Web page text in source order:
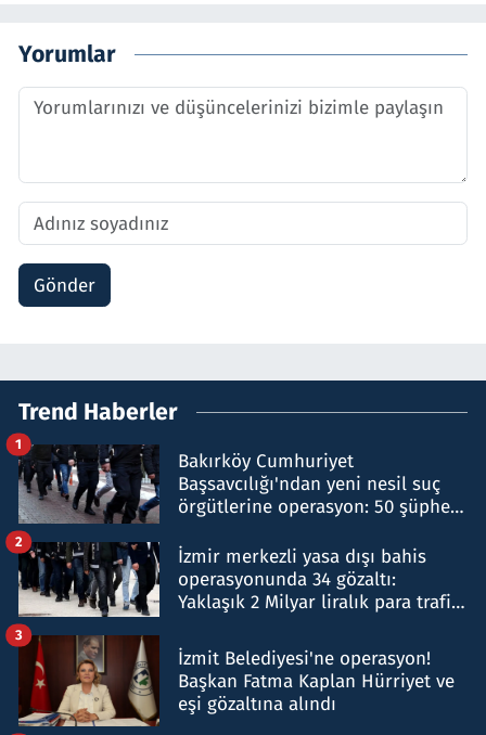
Yorumlar
Gönder
Trend Haberler
Bakırköy Cumhuriyet
Başsavcılığı'ndan yeni nesil suç
örgütlerine operasyon: 50 şüpheli
1
İzmir merkezli yasa dışı bahis
operasyonunda 34 gözaltı:
Yaklaşık 2 Milyar liralık para trafiği
2
İzmit Belediyesi'ne operasyon!
Başkan Fatma Kaplan Hürriyet ve
eşi gözaltına alındı
3